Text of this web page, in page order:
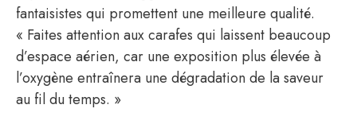
fantaisistes qui promettent une meilleure qualité.
« Faites attention aux carafes qui laissent beaucoup
d’espace aérien, car une exposition plus élevée à
l’oxygène entraînera une dégradation de la saveur
au fil du temps. »